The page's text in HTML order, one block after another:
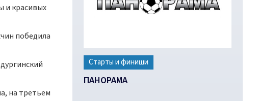
и красивых
победила
на третьем
Старты и финиши
ПАНОРАМА